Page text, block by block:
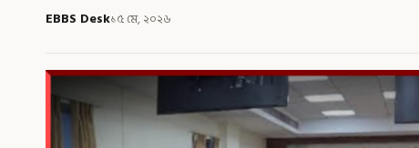
EBBS Desk১৫ মে, ২০২৬